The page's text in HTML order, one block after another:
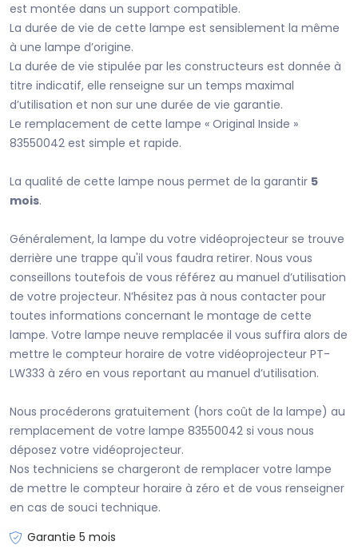
est montée dans un support compatible.
La durée de vie de cette lampe est sensiblement la même
à une lampe d’origine.
La durée de vie stipulée par les constructeurs est donnée à
titre indicatif, elle renseigne sur un temps maximal
d’utilisation et non sur une durée de vie garantie.
Le remplacement de cette lampe « Original Inside »
83550042 est simple et rapide.
La qualité de cette lampe nous permet de la garantir 5
mois.
Généralement, la lampe du votre vidéoprojecteur se trouve
derrière une trappe qu'il vous faudra retirer. Nous vous
conseillons toutefois de vous référez au manuel d’utilisation
de votre projecteur. N’hésitez pas à nous contacter pour
toutes informations concernant le montage de cette
lampe. Votre lampe neuve remplacée il vous suffira alors de
mettre le compteur horaire de votre vidéoprojecteur PT-
LW333 à zéro en vous reportant au manuel d’utilisation.
Nous procéderons gratuitement (hors coût de la lampe) au
remplacement de votre lampe 83550042 si vous nous
déposez votre vidéoprojecteur.
Nos techniciens se chargeront de remplacer votre lampe
de mettre le compteur horaire à zéro et de vous renseigner
en cas de souci technique.
Garantie 5 mois